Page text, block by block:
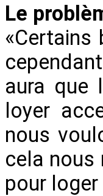
Le
«Certains
aura que
loyer
nous
cela nous
pour